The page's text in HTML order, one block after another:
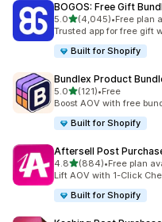
BOGOS: Free Gift
5.0별 5개 중
(4,045)
총 리뷰 4045개
•Free plan
Trusted app for free gift
Built for Shopify
Bundlex Product
5.0별 5개 중
(121)
총 리뷰 121개
•Free
Boost AOV with free
Built for Shopify
Aftersell Post
4.8별 5개 중
(884)
총 리뷰 884개
•Free plan
Lift AOV with 1-Click
Built for Shopify